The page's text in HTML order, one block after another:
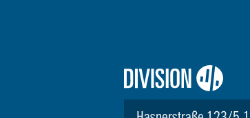
Logo:
Division4